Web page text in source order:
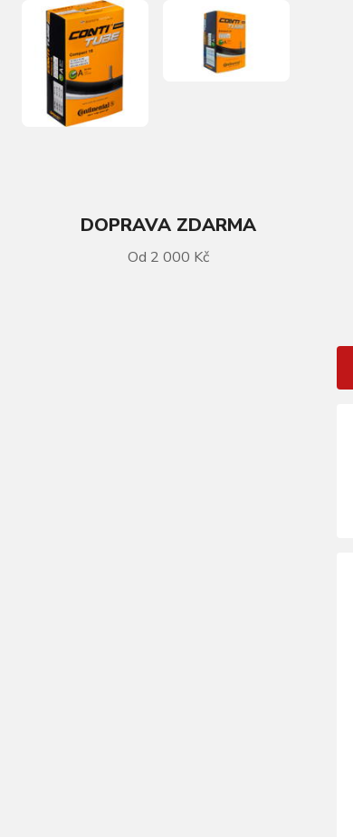
DOPRAVA ZDARMA
Od 2 000 Kč
VÍCE INFORMACÍ